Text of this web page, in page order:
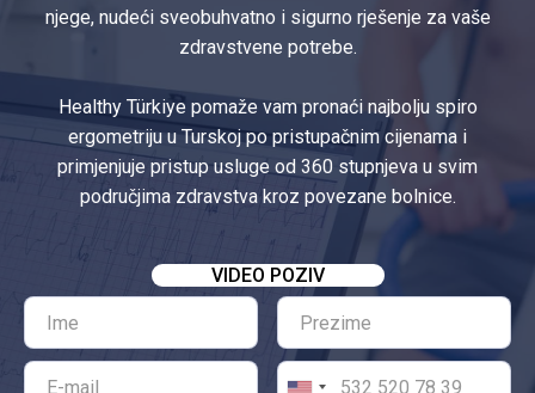
t
njege, nudeći sveobuhvatno i sigurno rješenje za vaše
zdravstvene potrebe.
Healthy Türkiye pomaže vam pronaći najbolju spiro
ergometriju u Turskoj po pristupačnim cijenama i
primjenjuje pristup usluge od 360 stupnjeva u svim
područjima zdravstva kroz povezane bolnice.
VIDEO POZIV